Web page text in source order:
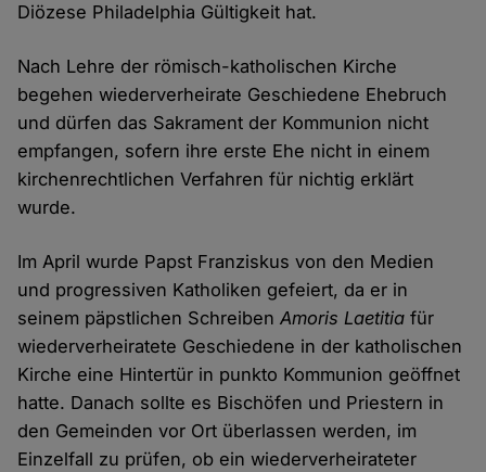
Diözese Philadelphia Gültigkeit hat.
Nach Lehre der römisch-katholischen Kirche
begehen wiederverheirate Geschiedene Ehebruch
und dürfen das Sakrament der Kommunion nicht
empfangen, sofern ihre erste Ehe nicht in einem
kirchenrechtlichen Verfahren für nichtig erklärt
wurde.
Im April wurde Papst Franziskus von den Medien
und progressiven Katholiken gefeiert, da er in
seinem päpstlichen SchreibenAmoris Laetitia für
wiederverheiratete Geschiedene in der katholischen
Kirche eine Hintertür in punkto Kommunion geöffnet
hatte. Danach sollte es Bischöfen und Priestern in
den Gemeinden vor Ort überlassen werden, im
Einzelfall zu prüfen, ob ein wiederverheirateter